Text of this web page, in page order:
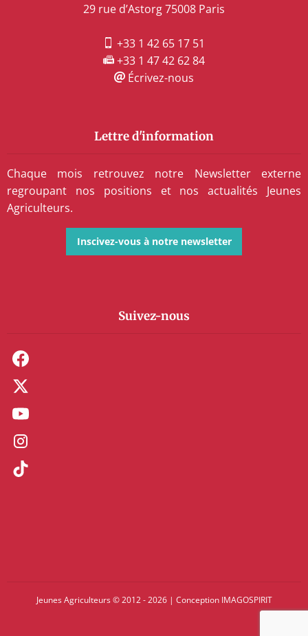
29 rue d’Astorg 75008 Paris
+33 1 42 65 17 51
+33 1 47 42 62 84
Écrivez-nous
Lettre d'information
Chaque mois retrouvez notre Newsletter externe
regroupant nos positions et nos actualités Jeunes
Agriculteurs.
Inscivez-vous à notre newsletter
Suivez-nous
Jeunes Agriculteurs © 2012 - 2026 | Conception IMAGOSPIRIT